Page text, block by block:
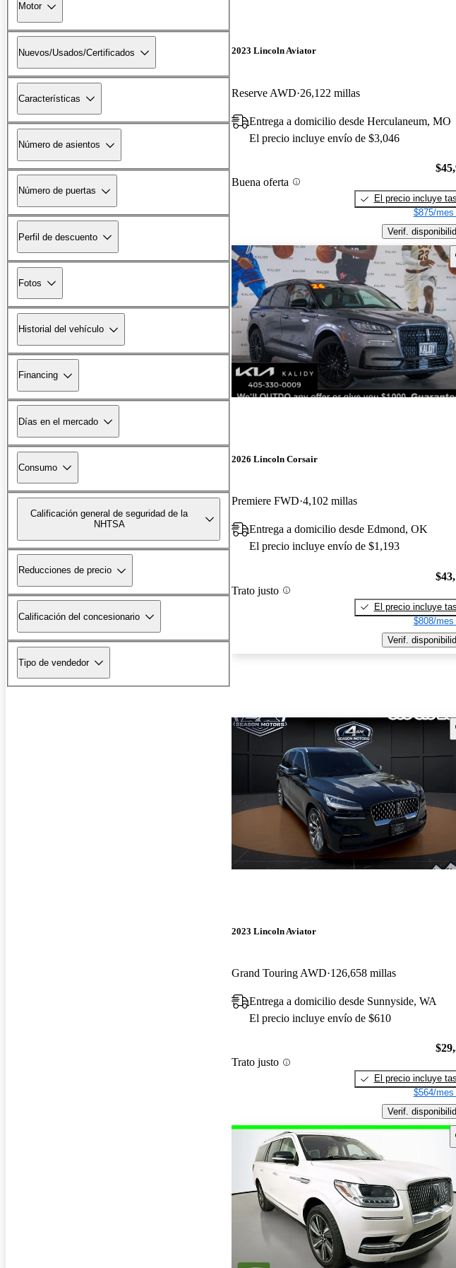
Motor
Nuevos/Usados/Certificados
Características
Número de asientos
Número de puertas
Perfil de descuento
Fotos
Historial del vehículo
Financing
Días en el mercado
Consumo
Calificación general de seguridad de la
NHTSA
Reducciones de precio
Calificación del concesionario
Tipo de vendedor
2023 Lincoln Aviator
Reserve AWD 26,122 millas
Entrega a domicilio desde Herculaneum, MO
El precio incluye envío de $3,046
Buena oferta
El precio incluye
$875/mes
Verif.
2026 Lincoln Corsair
Premiere FWD 4,102 millas
Entrega a domicilio desde Edmond, OK
El precio incluye envío de $1,193
Trato justo
El precio incluye
$808/mes
Verif.
2023 Lincoln Aviator
Grand Touring AWD 126,658 millas
Entrega a domicilio desde Sunnyside, WA
El precio incluye envío de $610
Trato justo
El precio incluye
$564/mes
Verif.